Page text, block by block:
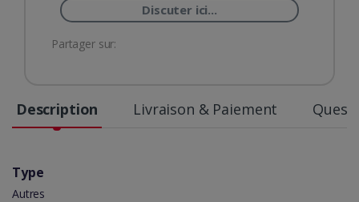
Discuter ici...
Partager sur:
Description Livraison & Paiement
Type
Autres